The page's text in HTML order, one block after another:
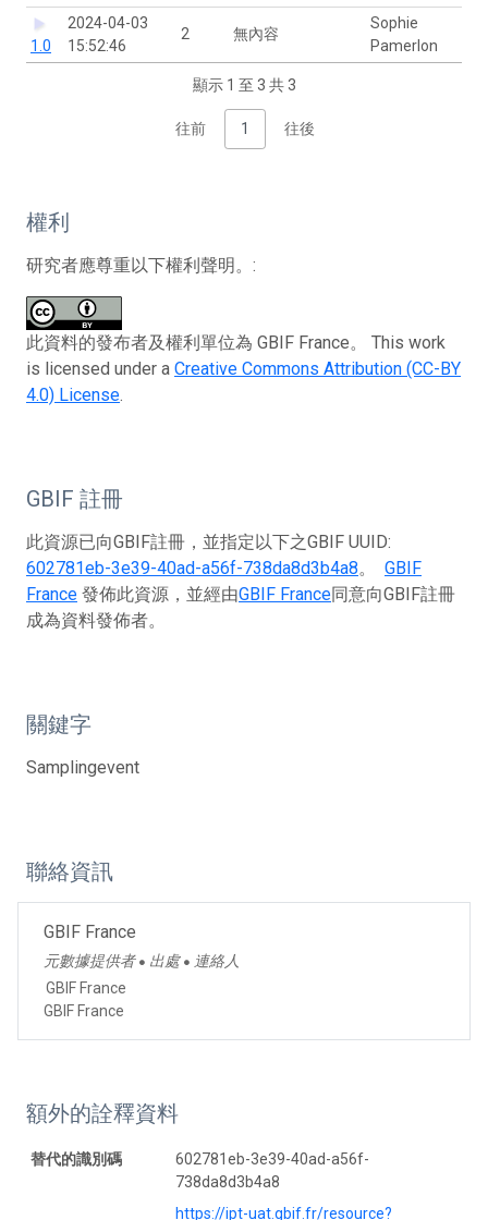
1.0
2024-04-03
15:52:46
2 無內容
Sophie
Pamerlon
顯示 1 至 3 共 3
往前 1 往後
權利
研究者應尊重以下權利聲明。:
此資料的發布者及權利單位為 GBIF France。 This work
is licensed under a Creative Commons Attribution (CC-BY
4.0) License.
GBIF 註冊
此資源已向GBIF註冊，並指定以下之GBIF UUID:
602781eb-3e39-40ad-a56f-738da8d3b4a8。 GBIF
France 發佈此資源，並經由GBIF France同意向GBIF註冊
成為資料發佈者。
關鍵字
Samplingevent
聯絡資訊
GBIF France
元數據提供者 ● 出處 ● 連絡人
GBIF France
GBIF France
額外的詮釋資料
替代的識別碼
602781eb-3e39-40ad-a56f-
738da8d3b4a8
https://ipt-uat.gbif.fr/resource?